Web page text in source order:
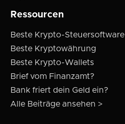
Ressourcen
Beste Krypto-Steuersoftware
Beste Kryptowährung
Beste Krypto-Wallets
Brief vom Finanzamt?
Bank friert dein Geld ein?
Alle Beiträge ansehen >